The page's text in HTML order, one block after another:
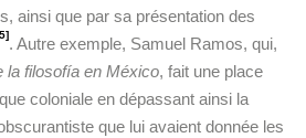
ainsi que par sa présentation des
. Autre exemple, Samuel Ramos, qui,
la filosofía en México, fait une place
coloniale en dépassant ainsi la
que lui avaient donnée les